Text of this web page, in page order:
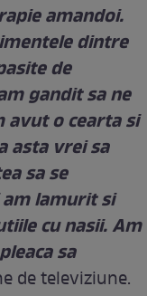
amandoi.
dintre
de
gandit sa ne
avut o cearta si
asta vrei sa
sa se
am lamurit si
cu nasii. Am
sa
de televiziune.